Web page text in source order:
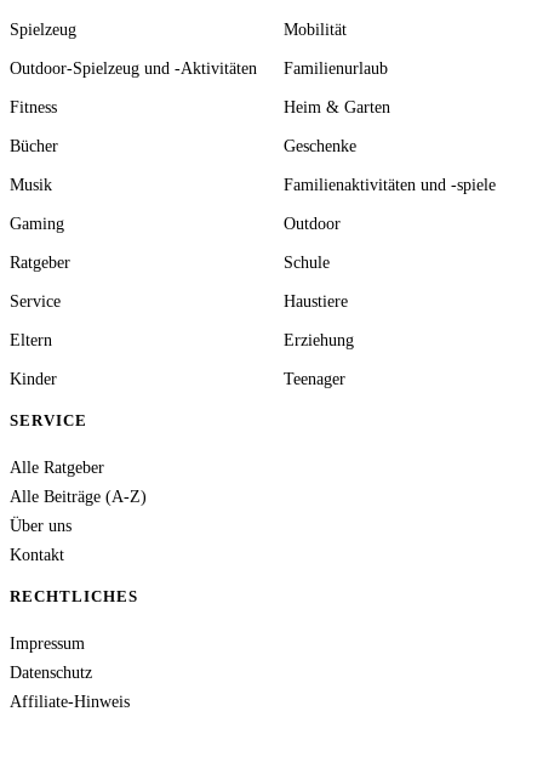
Spielzeug Mobilität
Outdoor-Spielzeug und -Aktivitäten Familienurlaub
Fitness Heim & Garten
Bücher Geschenke
Musik Familienaktivitäten und -spiele
Gaming Outdoor
Ratgeber Schule
Service Haustiere
Eltern Erziehung
Kinder Teenager
SERVICE
Alle Ratgeber
Alle Beiträge (A-Z)
Über uns
Kontakt
RECHTLICHES
Impressum
Datenschutz
Affiliate-Hinweis